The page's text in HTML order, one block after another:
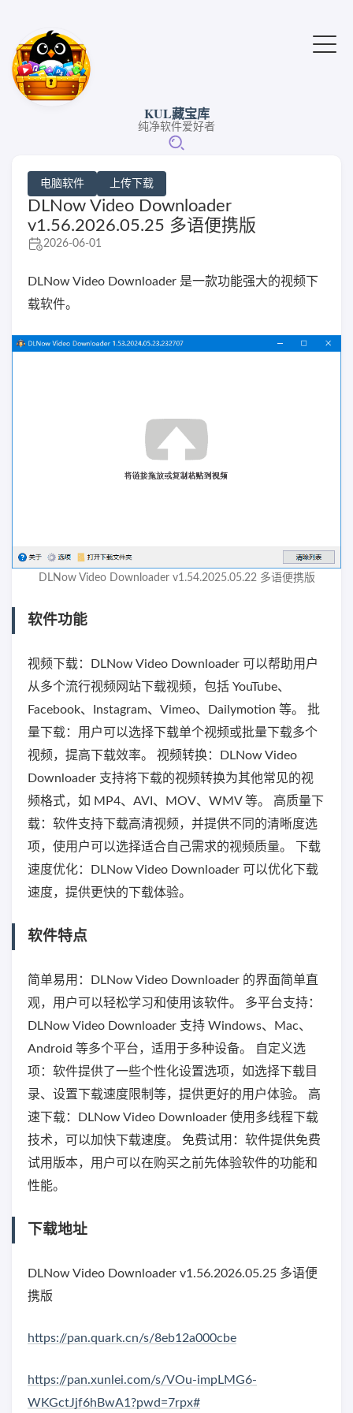
KUL藏宝库
纯净软件爱好者
电脑软件 上传下载
DLNow Video Downloader
v1.56.2026.05.25 多语便携版
2026-06-01
DLNow Video Downloader 是一款功能强大的视频下
载软件。
DLNow Video Downloader v1.54.2025.05.22 多语便携版
软件功能
视频下载：DLNow Video Downloader 可以帮助用户
从多个流行视频网站下载视频，包括 YouTube、
Facebook、Instagram、Vimeo、Dailymotion 等。 批
量下载：用户可以选择下载单个视频或批量下载多个
视频，提高下载效率。 视频转换：DLNow Video
Downloader 支持将下载的视频转换为其他常见的视
频格式，如 MP4、AVI、MOV、WMV 等。 高质量下
载：软件支持下载高清视频，并提供不同的清晰度选
项，使用户可以选择适合自己需求的视频质量。 下载
速度优化：DLNow Video Downloader 可以优化下载
速度，提供更快的下载体验。
软件特点
简单易用：DLNow Video Downloader 的界面简单直
观，用户可以轻松学习和使用该软件。 多平台支持：
DLNow Video Downloader 支持 Windows、Mac、
Android 等多个平台，适用于多种设备。 自定义选
项：软件提供了一些个性化设置选项，如选择下载目
录、设置下载速度限制等，提供更好的用户体验。 高
速下载：DLNow Video Downloader 使用多线程下载
技术，可以加快下载速度。 免费试用：软件提供免费
试用版本，用户可以在购买之前先体验软件的功能和
性能。
下载地址
DLNow Video Downloader v1.56.2026.05.25 多语便
携版
https://pan.quark.cn/s/8eb12a000cbe
https://pan.xunlei.com/s/VOu-impLMG6-
WKGctJjf6hBwA1?pwd=7rpx#